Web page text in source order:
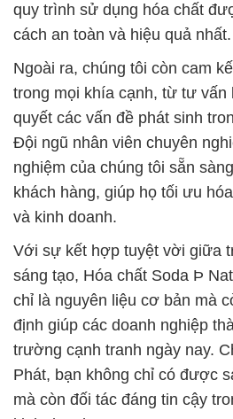
quy trình sử dụng hóa chất
cách an toàn và hiệu quả nhất.
Ngoài ra, chúng tôi còn cam
trong mọi khía cạnh, từ tư vấn
quyết các vấn đề phát sinh
Đội ngũ nhân viên chuyên
nghiệm của chúng tôi sẵn
khách hàng, giúp họ tối ưu
và kinh doanh.
Với sự kết hợp tuyệt vời giữa
sáng tạo, Hóa chất Soda Þ
chỉ là nguyên liệu cơ bản mà
định giúp các doanh nghiệp
trường cạnh tranh ngày nay.
Phát, bạn không chỉ có được
mà còn đối tác đáng tin cậy